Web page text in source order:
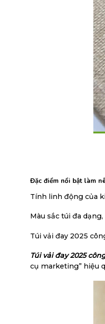
Đặc điểm nổi bật làm
Tính linh động của
Màu sắc túi đa
Túi vải đay 2025
Túi vải đay 2025
cụ marketing” hiệu